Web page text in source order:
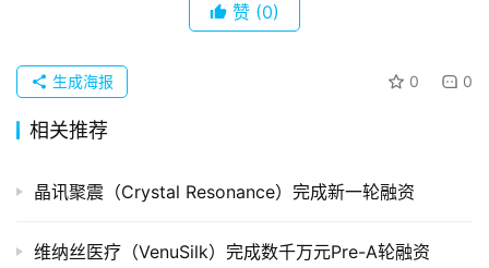
品
牌
布
并
赞 (0)
0 0
生成海报
相关推荐
晶讯聚震（Crystal Resonance）完成新一轮融资
维纳丝医疗（VenuSilk）完成数千万元Pre-A轮融资